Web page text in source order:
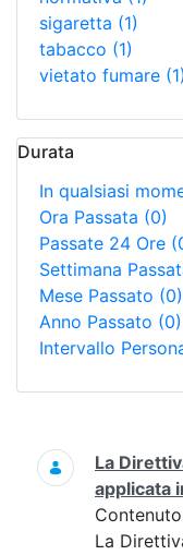
sigaretta (1)
tabacco (1)
vietato fumare (1)
Durata
In qualsiasi
Ora Passata (0)
Passate 24 Ore
Settimana
Mese Passato (0)
Anno Passato (0)
Intervallo
Ricerca
La
applicata
La